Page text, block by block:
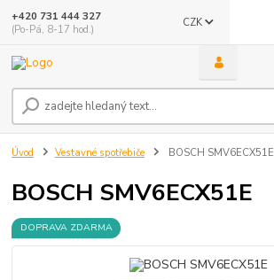
CZK
+420 731 444 327
(Po-Pá, 8-17 hod.)
Úvod Vestavné spotřebiče BOSCH SMV6ECX51E
BOSCH SMV6ECX51E
DOPRAVA ZDARMA